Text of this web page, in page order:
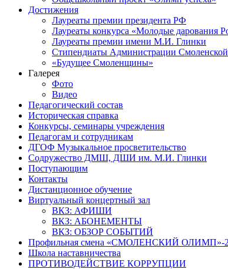
Достижения
Лауреаты премии президента РФ
Лауреаты конкурса «Молодые дарования
Лауреаты премии имени М.И. Глинки
Стипендиаты Администрации Смоленской
«Будущее Смоленщины»
Галерея
Фото
Видео
Педагогический состав
Историческая справка
Конкурсы, семинары учреждения
Педагогам и сотрудникам
ДГОФ Музыкальное просветительство
Содружество ДМШ, ДШИ им. М.И. Глинки
Поступающим
Контакты
Дистанционное обучение
Виртуальный концертный зал
ВКЗ: АФИШИ
ВКЗ: АБОНЕМЕНТЫ
ВКЗ: ОБЗОР СОБЫТИЙ
Профильная смена «СМОЛЕНСКИЙ ОЛИМП»-
Школа наставничества
ПРОТИВОДЕЙСТВИЕ КОРРУПЦИИ